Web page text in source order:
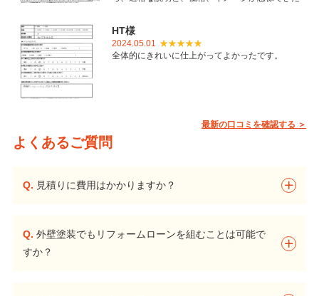
いただき感謝しています。
HT様
2024.05.01
全体的にきれいに仕上がってよかったです。
最新の口コミを確認する ＞
よくあるご質問
Q. 見積りに費用はかかりますか？
Q. 外壁塗装でもリフォームローンを組むことは可能で
すか？